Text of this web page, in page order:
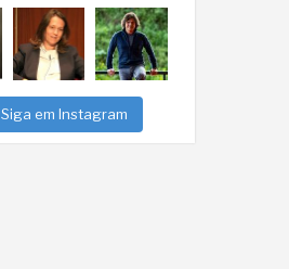
Siga em Instagram